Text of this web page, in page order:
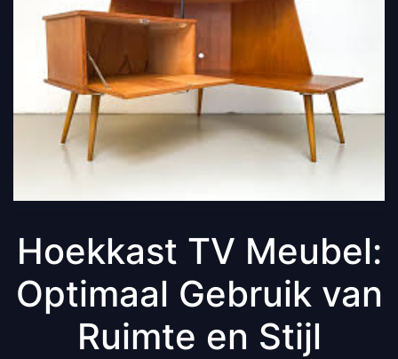
Hoekkast TV Meubel:
Optimaal Gebruik van
Ruimte en Stijl